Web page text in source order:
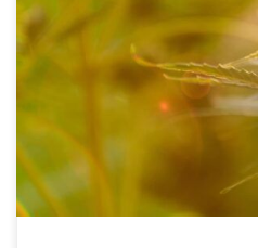
Długo po odkryciu układu
uważano, że składa się on
receptorów CB1 i CB2. Chociaż
funkcje i służą jako główne
znanych kannabinoidów, to w
przyjrzeniu się, system
znacznie bardziej złożony.